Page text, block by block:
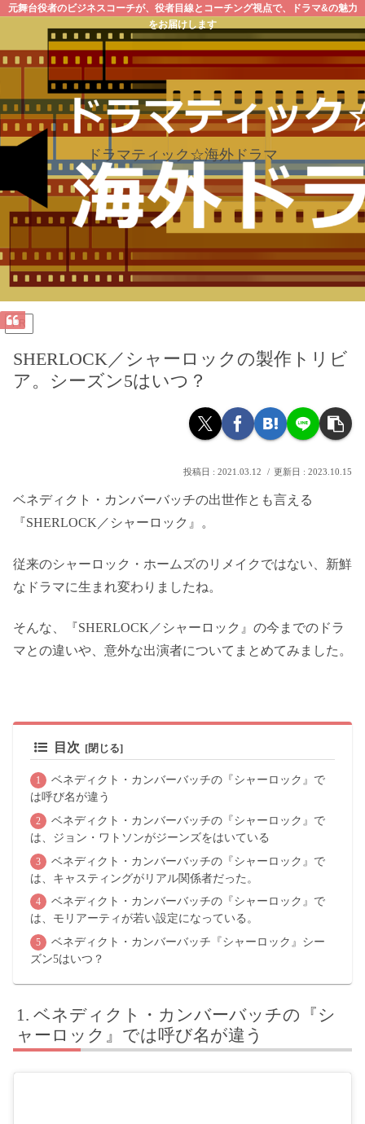
元舞台役者のビジネスコーチが、役者目線とコーチング視点で、ドラマ&の魅力
をお届けします
ドラマティック☆海外ドラマ
PR
SHERLOCK／シャーロックの製作トリビ
ア。シーズン5はいつ？
2021.03.12 2023.10.15
ベネディクト・カンバーバッチの出世作とも言える
『SHERLOCK／シャーロック』。
従来のシャーロック・ホームズのリメイクではない、新鮮
なドラマに生まれ変わりましたね。
そんな、『SHERLOCK／シャーロック』の今までのドラ
マとの違いや、意外な出演者についてまとめてみました。
目次
ベネディクト・カンバーバッチの『シャーロック』で
は呼び名が違う
ベネディクト・カンバーバッチの『シャーロック』で
は、ジョン・ワトソンがジーンズをはいている
ベネディクト・カンバーバッチの『シャーロック』で
は、キャスティングがリアル関係者だった。
ベネディクト・カンバーバッチの『シャーロック』で
は、モリアーティが若い設定になっている。
ベネディクト・カンバーバッチ『シャーロック』シー
ズン5はいつ？
ベネディクト・カンバーバッチの『シ
ャーロック』では呼び名が違う